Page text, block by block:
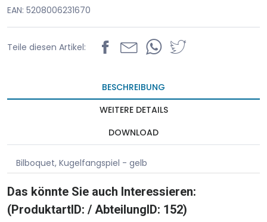
EAN: 5208006231670
Teile diesen Artikel:
BESCHREIBUNG
WEITERE DETAILS
DOWNLOAD
Bilboquet, Kugelfangspiel - gelb
Das könnte Sie auch Interessieren:
(ProduktartID: / AbteilungID: 152)